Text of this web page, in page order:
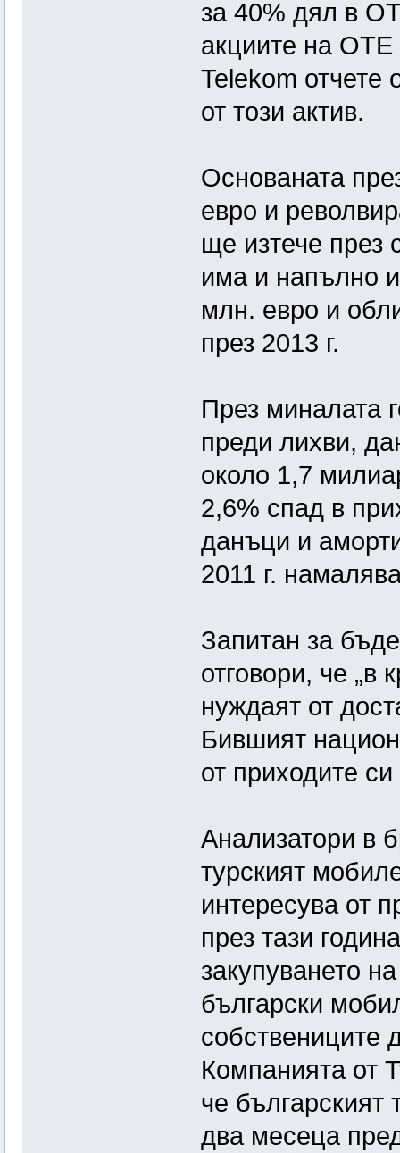
за 40% дял в
акциите на ОТЕ
Telekom отчете
от този актив.
Основаната
евро и
ще изтече през
има и напълно
млн. евро и
през 2013 г.
През миналата
преди лихви,
около 1,7
2,6% спад в
данъци и
2011 г.
Запитан за
отговори, че „в
нуждаят от
Бившият
от приходите
Анализатори в
турският
интересува от
през тази
закупуването
български
собствениците
Компанията от
че
два месеца